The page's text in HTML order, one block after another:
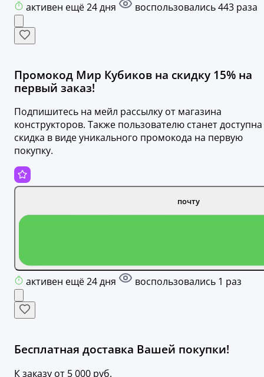
активен ещё 24 дня воспользовались 443 раза
Промокод Мир Кубиков на скидку 15% на
первый заказ!
Подпишитесь на мейл рассылку от магазина
конструкторов. Также пользователю станет доступна
скидка в виде уникального промокода на первую
покупку.
почту
активен ещё 24 дня воспользовались 1 раз
Бесплатная доставка Вашей покупки!
К заказу от 5 000 руб.